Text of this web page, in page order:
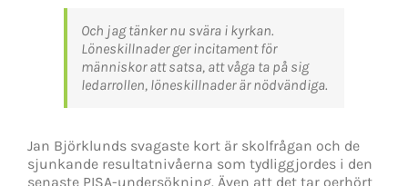
Och jag tänker nu svära i kyrkan.
Löneskillnader ger incitament för
människor att satsa, att våga ta på sig
ledarrollen, löneskillnader är nödvändiga.
Jan Björklunds svagaste kort är skolfrågan och de
sjunkande resultatnivåerna som tydliggjordes i den
senaste PISA-undersökning. Även att det tar oerhört